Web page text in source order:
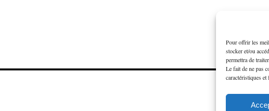
Pour offrir les
stocker et/ou
permettra de
Le fait de ne pas
caractéristiques et